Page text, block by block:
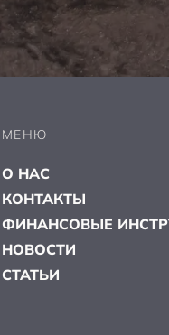
МЕНЮ
О НАС
КОНТАКТЫ
ФИНАНСОВЫЕ
НОВОСТИ
СТАТЬИ